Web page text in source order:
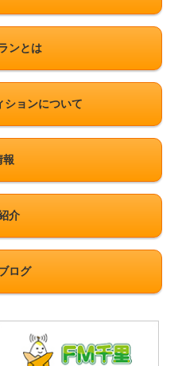
ンとは
ションについて
報
介
ログ